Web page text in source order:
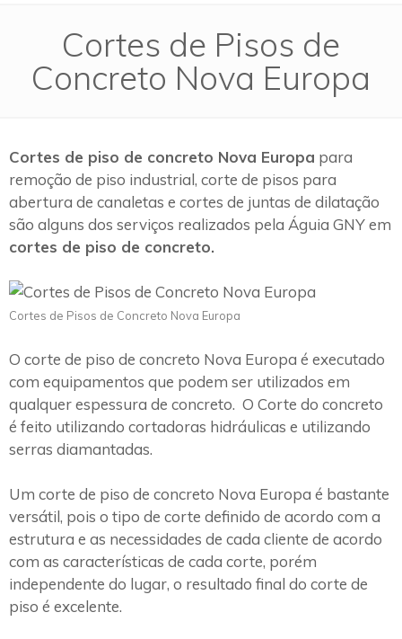
Cortes de Pisos de
Concreto Nova Europa
Cortes de piso de concreto Nova Europa para
remoção de piso industrial, corte de pisos para
abertura de canaletas e cortes de juntas de dilatação
são alguns dos serviços realizados pela Águia GNY em
cortes de piso de concreto.
Cortes de Pisos de Concreto Nova Europa
O corte de piso de concreto Nova Europa é executado
com equipamentos que podem ser utilizados em
qualquer espessura de concreto. O Corte do concreto
é feito utilizando cortadoras hidráulicas e utilizando
serras diamantadas.
Um corte de piso de concreto Nova Europa é bastante
versátil, pois o tipo de corte definido de acordo com a
estrutura e as necessidades de cada cliente de acordo
com as características de cada corte, porém
independente do lugar, o resultado final do corte de
piso é excelente.